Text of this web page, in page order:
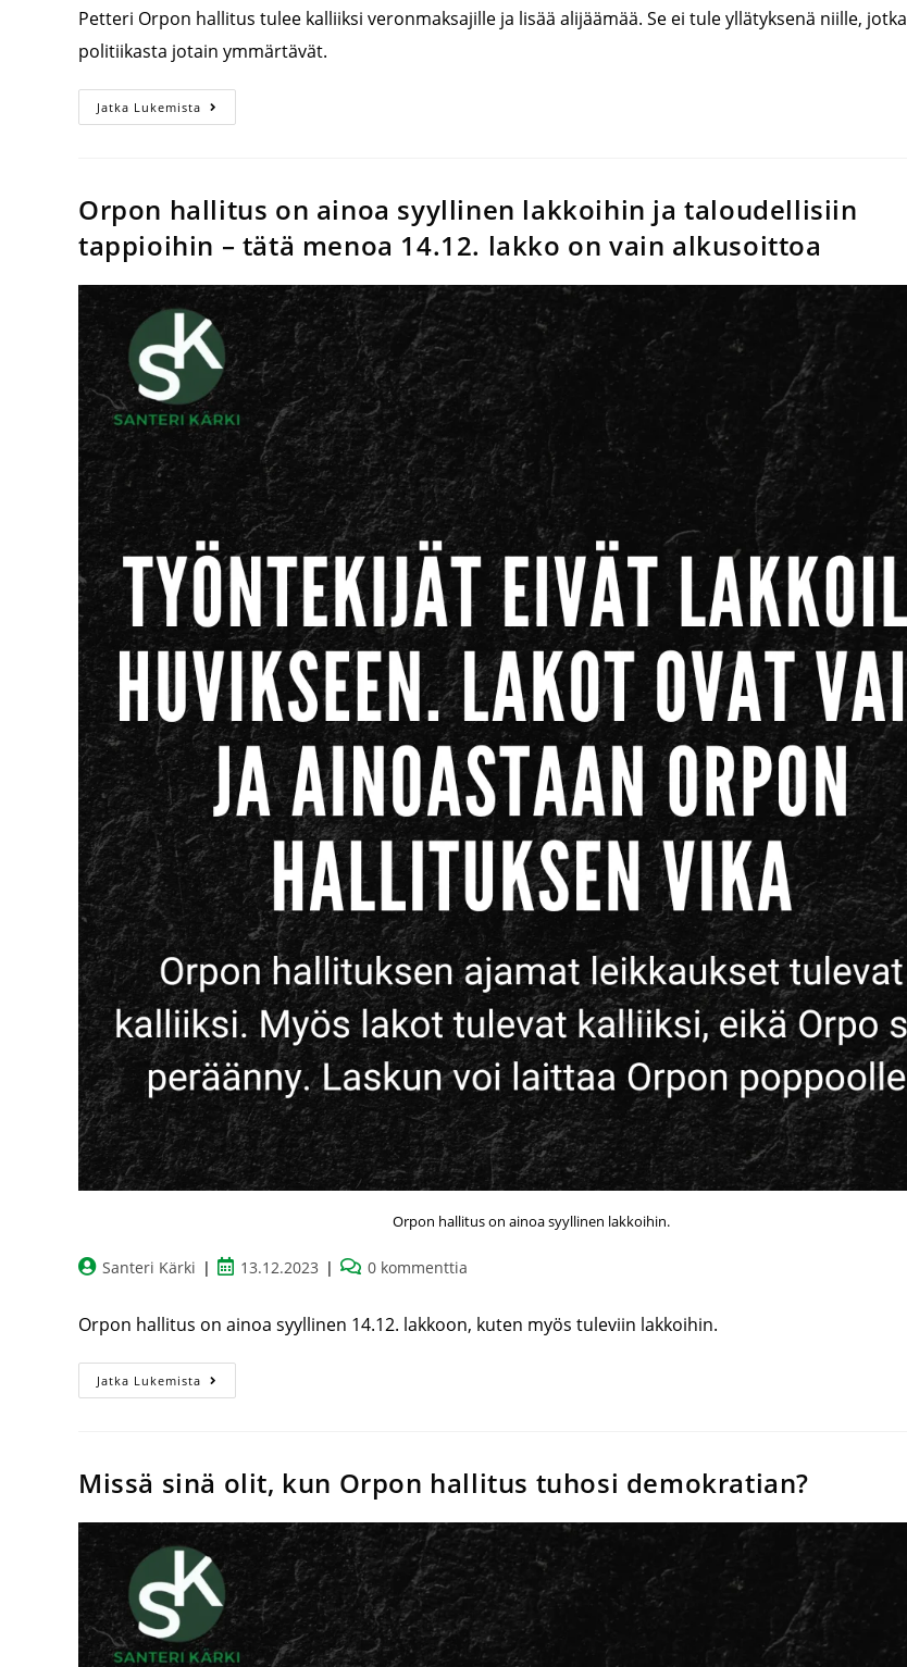
Petteri Orpon hallitus tulee kalliiksi veronmaksajille ja lisää alijäämää. Se ei tule yllätyksenä niille, jotka
politiikasta jotain ymmärtävät.
Jatka Lukemista
Orpon hallitus on ainoa syyllinen lakkoihin ja taloudellisiin
tappioihin – tätä menoa 14.12. lakko on vain alkusoittoa
Orpon hallitus on ainoa syyllinen lakkoihin.
Santeri Kärki 13.12.2023 0 kommenttia
Orpon hallitus on ainoa syyllinen 14.12. lakkoon, kuten myös tuleviin lakkoihin.
Jatka Lukemista
Missä sinä olit, kun Orpon hallitus tuhosi demokratian?